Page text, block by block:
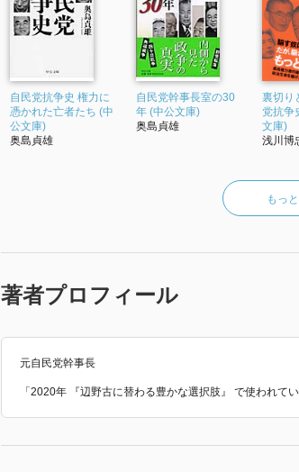
自民党抗争史 権力に
憑かれた亡者たち (中
公文庫)
奥島貞雄
自民党幹事長室の30
年 (中公文庫)
奥島貞雄
裏切り
党抗争
文庫)
浅川博
もっ
著者プロフィール
元自民党幹事長
「2020年 『辺野古に替わる豊かな選択肢』 で使われて